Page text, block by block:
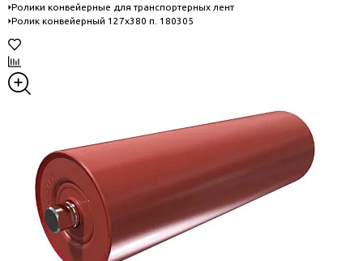
Ролики конвейерные для транспортерных лент
Ролик конвейерный 127х380 п. 180305